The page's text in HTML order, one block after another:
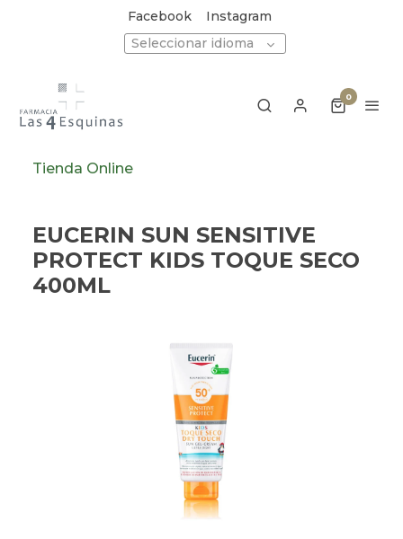
Facebook
Instagram
Seleccionar idioma
0
Tienda Online
EUCERIN SUN SENSITIVE
PROTECT KIDS TOQUE SECO
400ML